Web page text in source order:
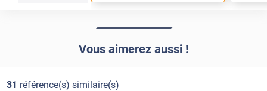
Vous aimerez aussi !
31 référence(s) similaire(s)